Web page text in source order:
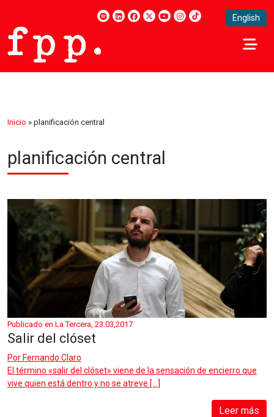
English
Inicio » planificación central
planificación central
Publicado en La Tercera, 23.03,2017
Salir del clóset
Por Fernando Claro
El término «salir del clóset» viene de la sensación de encierro que
vive quien está dentro y no se atreve […]
Leer más